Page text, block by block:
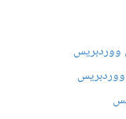
ووردبريس